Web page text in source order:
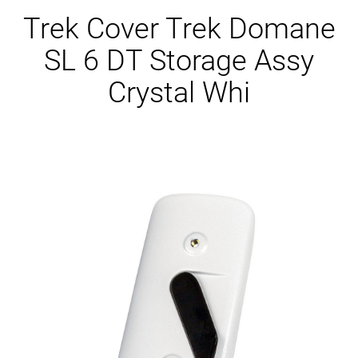
Trek Cover Trek Domane
SL 6 DT Storage Assy
Crystal Whi